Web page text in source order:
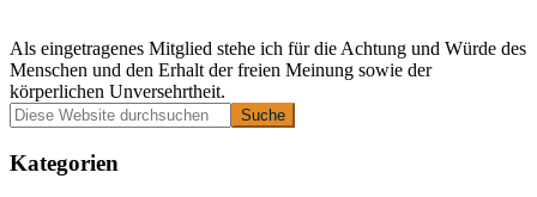
Als eingetragenes Mitglied stehe ich für die Achtung und Würde des
Menschen und den Erhalt der freien Meinung sowie der
körperlichen Unversehrtheit.
Primäre
Seitenleiste
Diese
Website
durchsuchen
Kategorien